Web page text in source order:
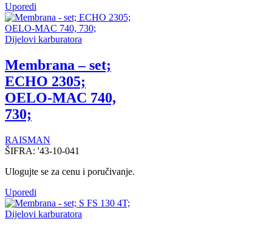
Uporedi
Dijelovi karburatora
Membrana – set;
ECHO 2305;
OELO-MAC 740,
730;
RAISMAN
ŠIFRA: '43-10-041
Ulogujte se za cenu i poručivanje.
Uporedi
Dijelovi karburatora